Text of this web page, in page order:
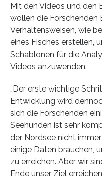
Mit den Videos und den
wollen die
Verhaltensweisen, wie
eines Fisches erstellen,
Schablonen für die
Videos anzuwenden.
„Der erste wichtige
Entwicklung wird
sich die Forschenden
Seehunden ist sehr
der Nordsee nicht
einige Daten brauchen,
zu erreichen. Aber wir
Ende unser Ziel